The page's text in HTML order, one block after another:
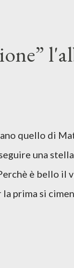
globali.
di esistere,
quando
d’intenti:
composizi...
quello di
una
è bello il
prima si